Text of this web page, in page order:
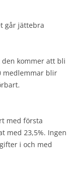
går jättebra
kommer att bli
medlemmar blir
med första
med 23,5%. Ingen
i och med